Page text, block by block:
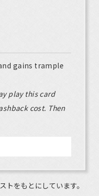
gains trample
play this card
cost. Then
トをもとにしています。